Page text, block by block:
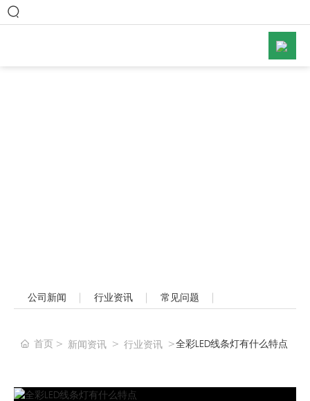
公司新闻 行业资讯 常见问题
首页 新闻资讯 行业资讯 全彩LED线条灯有什么特点